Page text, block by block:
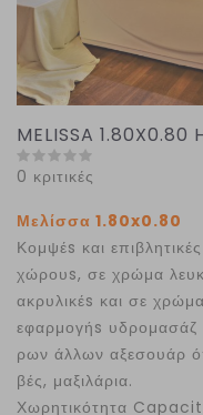
MELISSA 1.80X0.80
0 κριτικές
Μελίσσα 1.80x0.80
Κομψέs και
χώρουs, σε χρώμα
ακρυλικέs και σε
εφαρμογήs υδρομασάζ
ρων άλλων αξεσουάρ
βές, μαξιλάρια.
Χωρητικότητα